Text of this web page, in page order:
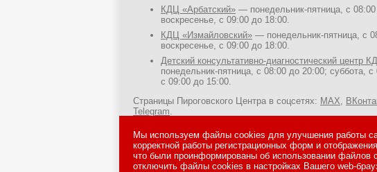
КДЦ «Арбатский» — понедельник-пятница, с
воскресенье, с 09:00 до 18:00.
КДЦ «Измайловский» — понедельник-пятница, с
воскресенье, с 09:00 до 18:00.
Детский консультативно-диагностический центр
понедельник-пятница, с 08:00 до 20:00; суббота, с
с 09:00 до 15:00.
Страницы Пироговского Центра в соцсетях: MAX
Telegram
Сайт Министерства здравоохранения Российской
MAX,ВКонтакте,Одноклассники,Telegram.
Мы используем файлы cookies для улучшения работы
корректной работы регистрационных форм и
что были проинформированы об использовании файлов
отключить файлы cookies в настройках Вашего web-